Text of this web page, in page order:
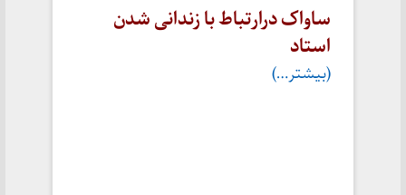
ساواک درارتباط با زندانی شدن
استاد
(بیشتر…)